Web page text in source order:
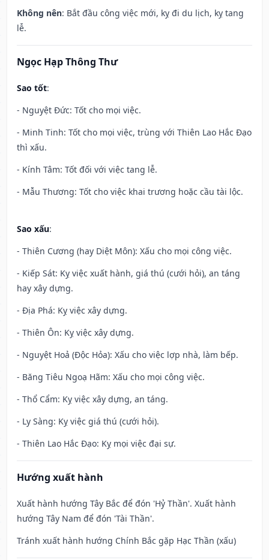
Không nên: Bắt đầu công việc mới, kỵ đi du lịch, kỵ tang
lễ.
Ngọc Hạp Thông Thư
Sao tốt:
- Nguyệt Đức: Tốt cho mọi việc.
- Minh Tinh: Tốt cho mọi việc, trùng với Thiên Lao Hắc Đạo
thì xấu.
- Kính Tâm: Tốt đối với việc tang lễ.
- Mẫu Thương: Tốt cho việc khai trương hoặc cầu tài lộc.
Sao xấu:
- Thiên Cương (hay Diệt Môn): Xấu cho mọi công việc.
- Kiếp Sát: Kỵ việc xuất hành, giá thú (cưới hỏi), an táng
hay xây dựng.
- Địa Phá: Kỵ việc xây dựng.
- Thiên Ôn: Kỵ việc xây dựng.
- Nguyệt Hoả (Độc Hỏa): Xấu cho việc lợp nhà, làm bếp.
- Băng Tiêu Ngoạ Hãm: Xấu cho mọi công việc.
- Thổ Cẩm: Kỵ việc xây dựng, an táng.
- Ly Sàng: Kỵ việc giá thú (cưới hỏi).
- Thiên Lao Hắc Đạo: Kỵ mọi việc đại sự.
Hướng xuất hành
Xuất hành hướng Tây Bắc để đón 'Hỷ Thần'. Xuất hành
hướng Tây Nam để đón 'Tài Thần'.
Tránh xuất hành hướng Chính Bắc gặp Hạc Thần (xấu)